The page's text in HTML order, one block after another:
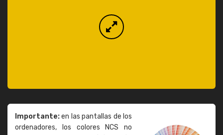
Importante:en las pantallas de los
ordenadores, los colores NCS no